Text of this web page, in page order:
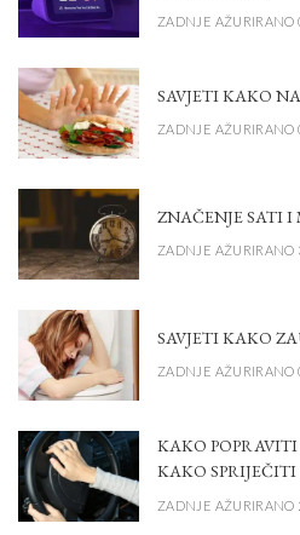
ZADNJE AŽURIRANO
SAVJETI KAKO
ZADNJE AŽURIRANO
ZNAČENJE SATI
ZADNJE AŽURIRANO
SAVJETI KAKO
ZADNJE AŽURIRANO
KAKO
KAKO SPRIJEČITI
ZADNJE AŽURIRANO